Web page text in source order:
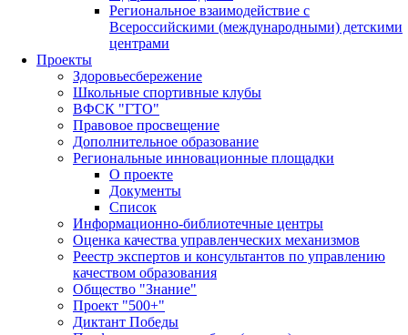
Региональное взаимодействие с
Всероссийскими (международными) детскими
центрами
Проекты
Здоровьесбережение
Школьные спортивные клубы
ВФСК "ГТО"
Правовое просвещение
Дополнительное образование
Региональные инновационные площадки
О проекте
Документы
Список
Информационно-библиотечные центры
Оценка качества управленческих механизмов
Реестр экспертов и консультантов по управлению
качеством образования
Общество "Знание"
Проект "500+"
Диктант Победы